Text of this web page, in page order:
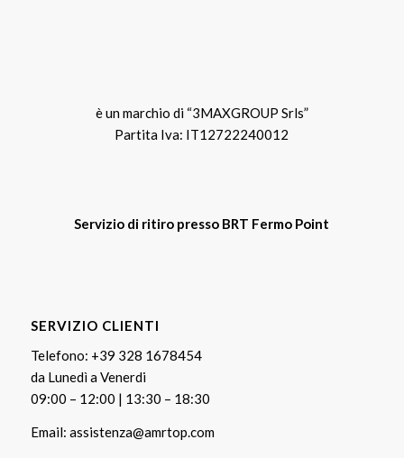
è un marchio di “3MAXGROUP Srls”
Partita Iva: IT12722240012
Servizio di ritiro presso BRT Fermo Point
SERVIZIO CLIENTI
Telefono: +39 328 1678454
da Lunedì a Venerdi
09:00 – 12:00 | 13:30 – 18:30
Email: assistenza@amrtop.com